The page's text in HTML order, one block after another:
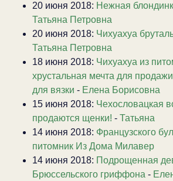
20 июня 2018: Нежная
Татьяна Петровна
20 июня 2018: Чихуахуа
Татьяна Петровна
18 июня 2018: Чихуахуа из
хрустальная мечта для
для вязки - Елена Борисовна
15 июня 2018: Чехословацкая
продаются щенки! - Татьяна
14 июня 2018: Французского
питомник Из Дома Милавер
14 июня 2018: Подрощенная
Брюссельского гриффона -